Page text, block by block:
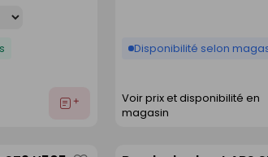
Ajouter
Disponibilité selon
Voir prix et disponibilité en
magasin